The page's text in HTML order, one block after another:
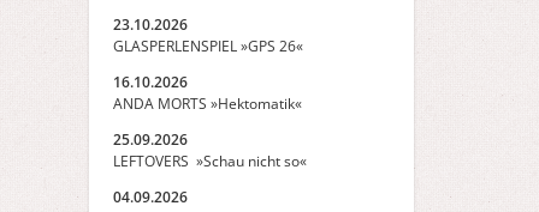
23.10.2026
GLASPERLENSPIEL »GPS 26«
16.10.2026
ANDA MORTS »Hektomatik«
25.09.2026
LEFTOVERS »Schau nicht so«
04.09.2026